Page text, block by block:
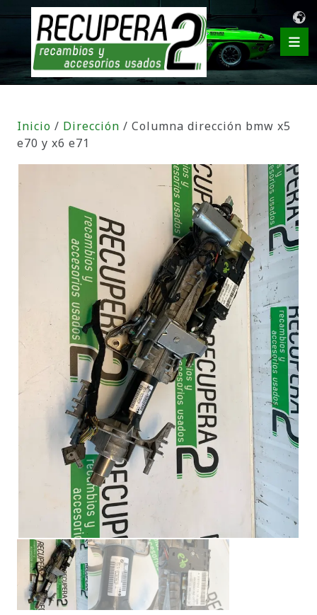
Inicio / Dirección / Columna dirección bmw x5
e70 y x6 e71